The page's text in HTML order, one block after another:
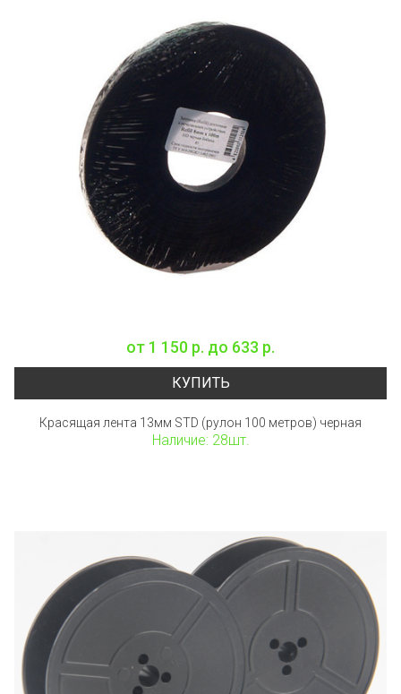
от 1 150 р. до 633 р.
КУПИТЬ
Красящая лента 13мм STD (рулон 100 метров) черная
Наличие: 28шт.